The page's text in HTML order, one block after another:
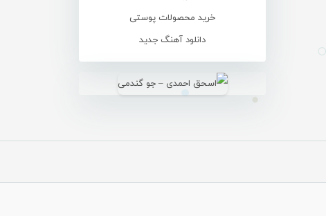
خرید محصولات پوستی
دانلود آهنگ جدید